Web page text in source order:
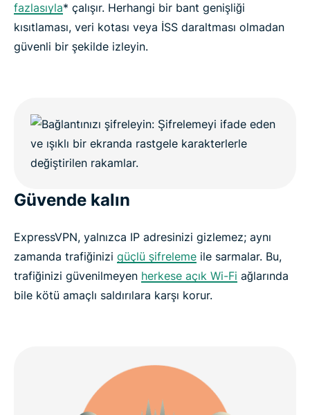
fazlasıyla* çalışır. Herhangi bir bant genişliği
kısıtlaması, veri kotası veya İSS daraltması olmadan
güvenli bir şekilde izleyin.
Güvende kalın
ExpressVPN, yalnızca IP adresinizi gizlemez; aynı
zamanda trafiğinizi güçlü şifreleme ile sarmalar. Bu,
trafiğinizi güvenilmeyen herkese açık Wi-Fi ağlarında
bile kötü amaçlı saldırılara karşı korur.